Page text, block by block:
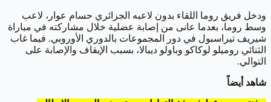
ودخل فريق روما اللقاء بدون لاعبه الجزائري حسام عوار، لاعب
وسط روما، بعدما عانى من إصابة عضلية خلال مشاركته في مباراة
شيريف تيراسبول في دور المجموعات بالدوري الأوروبي. فيما غاب
الثنائي روميلو لوكاكو وباولو ديبالا، بسبب الإيقاف والإصابة على
التوالي.
شاهد أيضاً